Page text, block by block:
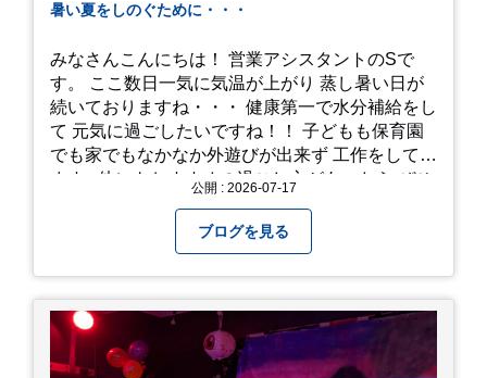
暑い夏をしのぐために・・・
みなさんこんにちは！ 営業アシスタントのSで
す。 ここ数日一気に気温が上がり 蒸し暑い日が
続いておりますね・・・ 健康第一で水分補給をし
て 元気に過ごしたいですね！！ 子どもも保育園
でも家でもなかなか外遊びが出来ず 工作をしてい
ます♪ 他にもおすすめの過ごし方があったら ぜひ
公開 : 2026-07-17
ブログを見る